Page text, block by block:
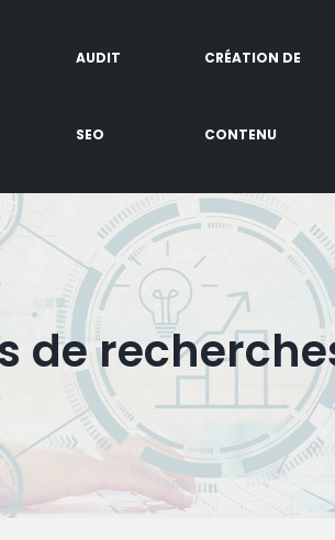
AUDIT
SEO
CRÉATION DE
CONTENU
de